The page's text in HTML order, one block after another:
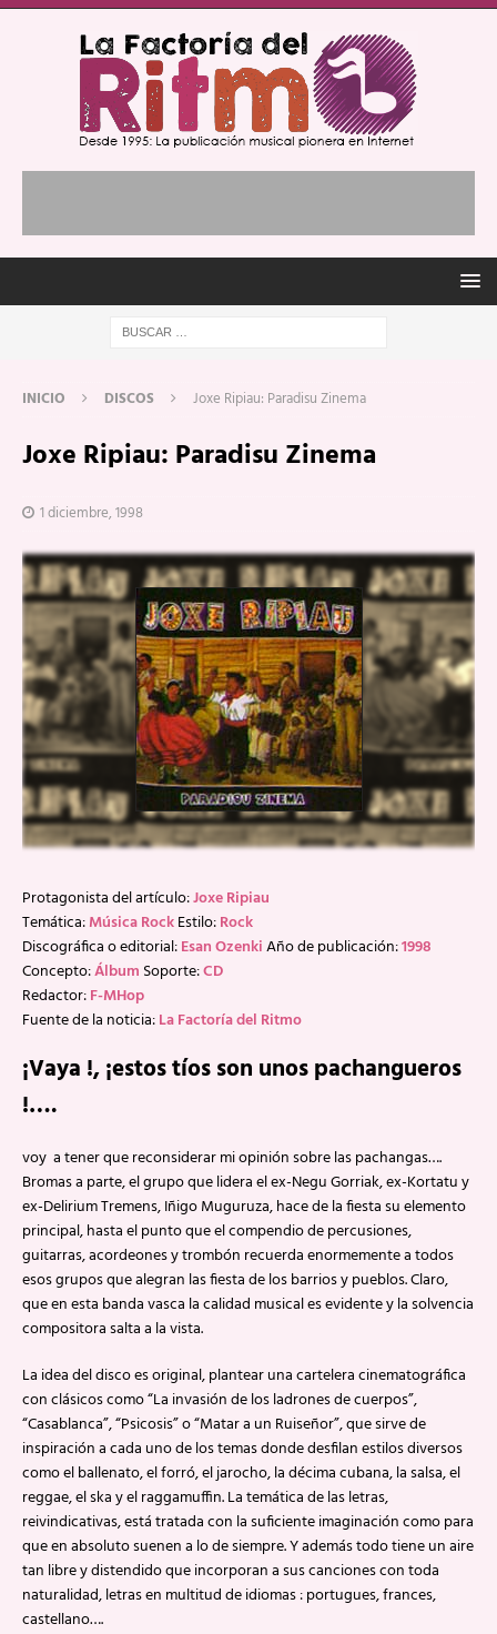
INICIO DISCOS Joxe Ripiau: Paradisu Zinema
Joxe Ripiau: Paradisu Zinema
1 diciembre, 1998
Protagonista del artículo:Joxe Ripiau
Temática:Música RockEstilo:Rock
Discográfica o editorial:Esan OzenkiAño de publicación:1998
Concepto:Álbum Soporte:CD
Redactor:F-MHop
Fuente de la noticia:La Factoría del Ritmo
¡Vaya !, ¡estos tíos son unos pachangueros
!….
voy a tener que reconsiderar mi opinión sobre las pachangas….
Bromas a parte, el grupo que lidera el ex-Negu Gorriak, ex-Kortatu y
ex-Delirium Tremens, Iñigo Muguruza, hace de la fiesta su elemento
principal, hasta el punto que el compendio de percusiones,
guitarras, acordeones y trombón recuerda enormemente a todos
esos grupos que alegran las fiesta de los barrios y pueblos. Claro,
que en esta banda vasca la calidad musical es evidente y la solvencia
compositora salta a la vista.
La idea del disco es original, plantear una cartelera cinematográfica
con clásicos como “La invasión de los ladrones de cuerpos”,
“Casablanca”, “Psicosis” o “Matar a un Ruiseñor”, que sirve de
inspiración a cada uno de los temas donde desfilan estilos diversos
como el ballenato, el forró, el jarocho, la décima cubana, la salsa, el
reggae, el ska y el raggamuffin. La temática de las letras,
reivindicativas, está tratada con la suficiente imaginación como para
que en absoluto suenen a lo de siempre. Y además todo tiene un aire
tan libre y distendido que incorporan a sus canciones con toda
naturalidad, letras en multitud de idiomas : portugues, frances,
castellano….